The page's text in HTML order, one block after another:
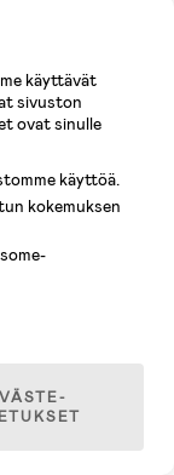
käyttävät
sivuston
ovat sinulle
käyttöä.
kokemuksen